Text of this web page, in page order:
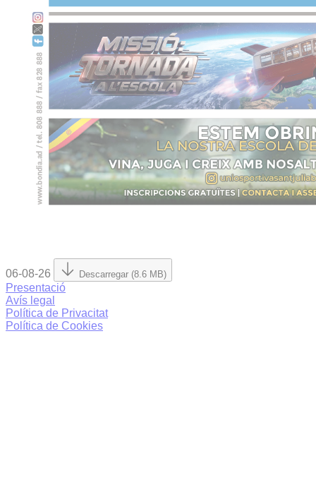
06-08-26 Descarregar (8.6 MB)
Presentació
Avís legal
Política de Privacitat
Política de Cookies